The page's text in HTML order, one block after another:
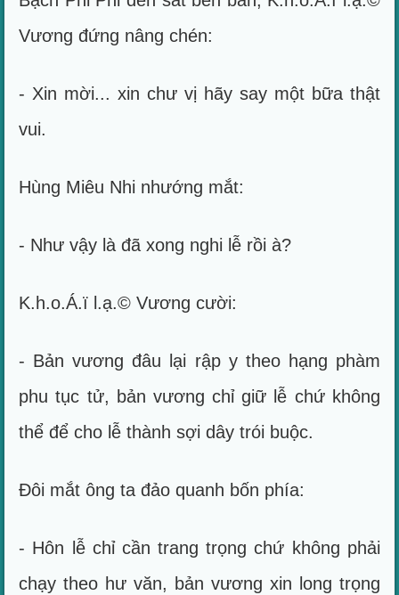
Vương đứng nâng chén:
- Xin mời... xin chư vị hãy say một bữa thật
vui.
Hùng Miêu Nhi nhướng mắt:
- Như vậy là đã xong nghi lễ rồi à?
K.h.o.Á.ï l.ạ.© Vương cười:
- Bản vương đâu lại rập y theo hạng phàm
phu tục tử, bản vương chỉ giữ lễ chứ không
thể để cho lễ thành sợi dây trói buộc.
Đôi mắt ông ta đảo quanh bốn phía:
- Hôn lễ chỉ cần trang trọng chứ không phải
chạy theo hư văn, bản vương xin long trọng